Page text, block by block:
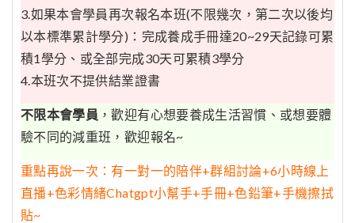
3.如果本會學員再次報名本班(不限幾次，第二次以後均
以本標準累計學分)：完成養成手冊達20~29天記錄可累
積1學分、或全部完成30天可累積3學分
4.本班次不提供結業證書
不限本會學員 ，歡迎有心想要養成生活習慣、或想要體
驗不同的減重班，歡迎報名~
重點再說一次：有一對一的陪伴+群組討論+6小時線上
直播+色彩情緒Chatgpt小幫手+手冊+色鉛筆+手機擦拭
貼~